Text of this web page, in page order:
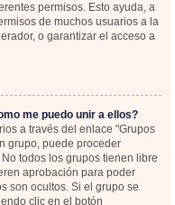
permisos. Esto ayuda, a
de muchos usuarios a la
o garantizar el acceso a
me puedo unir a ellos?
a través del enlace "Grupos
grupo, puede proceder
todos los grupos tienen libre
aprobación para poder
son ocultos. Si el grupo se
clic en el botón